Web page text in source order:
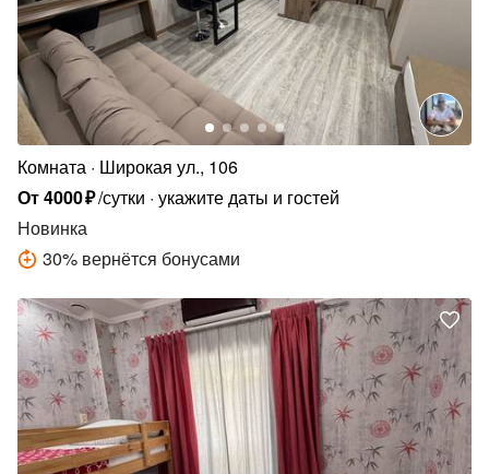
Комната Широкая ул., 106
От4000₽/сутки укажите даты и гостей
Новинка
30% вернётся бонусами